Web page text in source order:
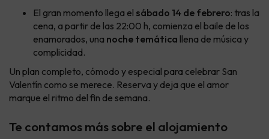
El gran momento llega el sábado 14 de febrero: tras la
cena, a partir de las 22:00 h, comienza el baile de los
enamorados, una noche temática llena de música y
complicidad.
Un plan completo, cómodo y especial para celebrar San
Valentín como se merece. Reserva y deja que el amor
marque el ritmo del fin de semana.
Te contamos más sobre el alojamiento